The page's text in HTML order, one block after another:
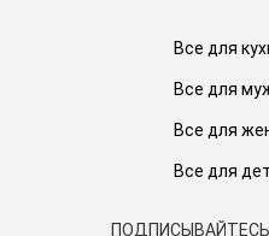
Все для
Все для
Все для
Все для